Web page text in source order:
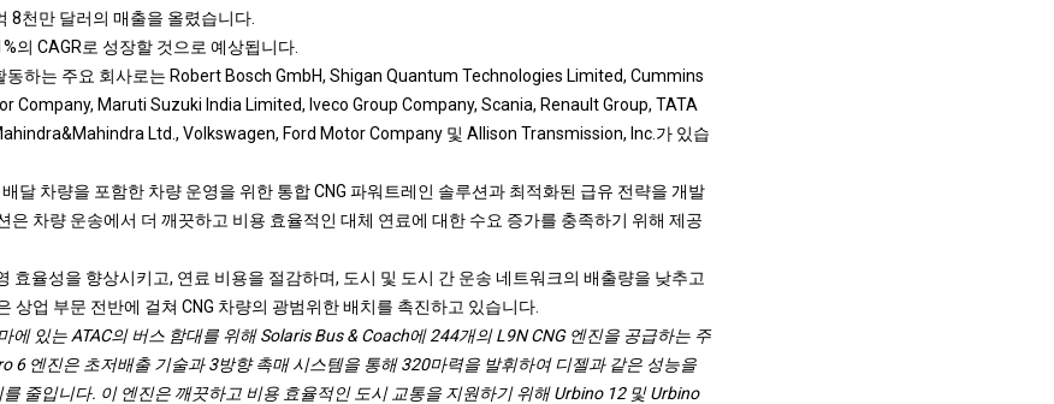
8천만 달러의 매출을 올렸습니다.
의 CAGR로 성장할 것으로 예상됩니다.
동하는 주요 회사로는 Robert Bosch GmbH, Shigan Quantum Technologies Limited, Cummins
Company, Maruti Suzuki India Limited, Iveco Group Company, Scania, Renault Group, TATA
Ltd., Volkswagen, Ford Motor Company 및 Allison Transmission, Inc.가 있습
달 차량을 포함한 차량 운영을 위한 통합 CNG 파워트레인 솔루션과 최적화된 급유 전략을 개발
은 차량 운송에서 더 깨끗하고 비용 효율적인 대체 연료에 대한 수요 증가를 충족하기 위해 제공
효율성을 향상시키고, 연료 비용을 절감하며, 도시 및 도시 간 운송 네트워크의 배출량을 낮추고
상업 부문 전반에 걸쳐 CNG 차량의 광범위한 배치를 촉진하고 있습니다.
에 있는 ATAC의 버스 함대를 위해 Solaris Bus & Coach에 244개의 L9N CNG 엔진을 공급하는 주
6 엔진은 초저배출 기술과 3방향 촉매 시스템을 통해 320마력을 발휘하여 디젤과 같은 성능을
줄입니다. 이 엔진은 깨끗하고 비용 효율적인 도시 교통을 지원하기 위해 Urbino 12 및 Urbino